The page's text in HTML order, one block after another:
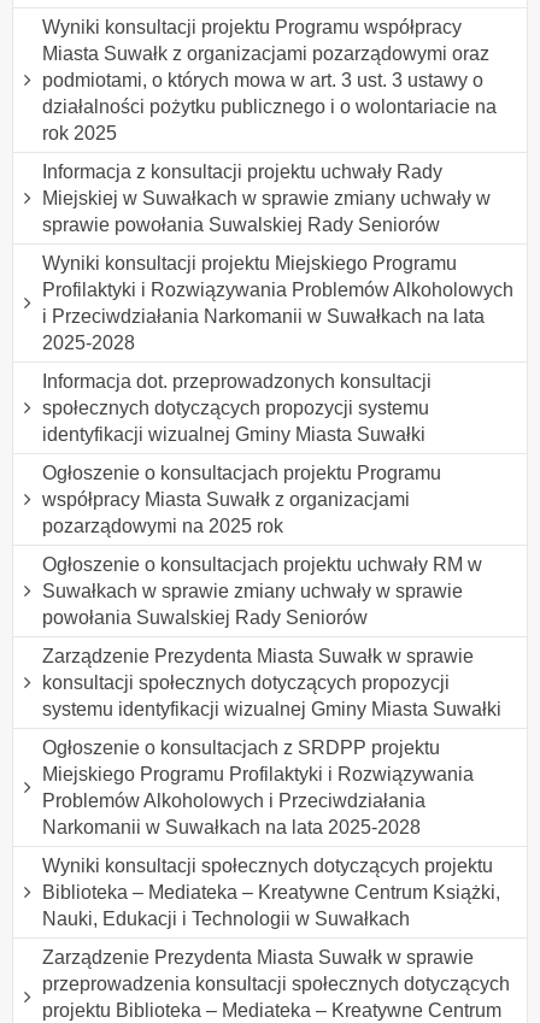
Wyniki konsultacji projektu Programu współpracy
Miasta Suwałk z organizacjami pozarządowymi oraz
podmiotami, o których mowa w art. 3 ust. 3 ustawy o
działalności pożytku publicznego i o wolontariacie na
rok 2025
Informacja z konsultacji projektu uchwały Rady
Miejskiej w Suwałkach w sprawie zmiany uchwały w
sprawie powołania Suwalskiej Rady Seniorów
Wyniki konsultacji projektu Miejskiego Programu
Profilaktyki i Rozwiązywania Problemów Alkoholowych
i Przeciwdziałania Narkomanii w Suwałkach na lata
2025-2028
Informacja dot. przeprowadzonych konsultacji
społecznych dotyczących propozycji systemu
identyfikacji wizualnej Gminy Miasta Suwałki
Ogłoszenie o konsultacjach projektu Programu
współpracy Miasta Suwałk z organizacjami
pozarządowymi na 2025 rok
Ogłoszenie o konsultacjach projektu uchwały RM w
Suwałkach w sprawie zmiany uchwały w sprawie
powołania Suwalskiej Rady Seniorów
Zarządzenie Prezydenta Miasta Suwałk w sprawie
konsultacji społecznych dotyczących propozycji
systemu identyfikacji wizualnej Gminy Miasta Suwałki
Ogłoszenie o konsultacjach z SRDPP projektu
Miejskiego Programu Profilaktyki i Rozwiązywania
Problemów Alkoholowych i Przeciwdziałania
Narkomanii w Suwałkach na lata 2025-2028
Wyniki konsultacji społecznych dotyczących projektu
Biblioteka – Mediateka – Kreatywne Centrum Książki,
Nauki, Edukacji i Technologii w Suwałkach
Zarządzenie Prezydenta Miasta Suwałk w sprawie
przeprowadzenia konsultacji społecznych dotyczących
projektu Biblioteka – Mediateka – Kreatywne Centrum